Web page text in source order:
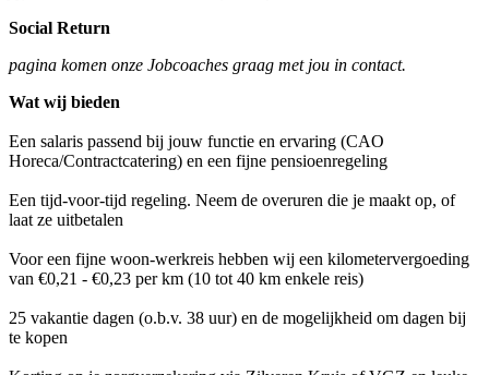
Social Return
pagina komen onze Jobcoaches graag met jou in contact.
Wat wij bieden
Een salaris passend bij jouw functie en ervaring (CAO
Horeca/Contractcatering) en een fijne pensioenregeling
Een tijd-voor-tijd regeling. Neem de overuren die je maakt op, of
laat ze uitbetalen
Voor een fijne woon-werkreis hebben wij een kilometervergoeding
van €0,21 - €0,23 per km (10 tot 40 km enkele reis)
25 vakantie dagen (o.b.v. 38 uur) en de mogelijkheid om dagen bij
te kopen